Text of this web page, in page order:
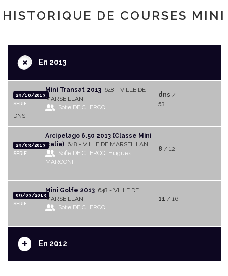
HISTORIQUE DE COURSES MINI
+En 2013
29/10/2013
SERIE
Mini Transat 2013 648 - VILLE DE
MARSEILLAN
Sofie DE CLERCQ
dns /
53
DNS
29/03/2013
SERIE
Arcipelago 6.50 2013 (Classe Mini
Italia) 648 - VILLE DE MARSEILLAN
Sofie DE CLERCQ Hugues
MARCONI
8 / 12
09/03/2013
SERIE
Mini Golfe 2013 648 - VILLE DE
MARSEILLAN
Sofie DE CLERCQ
11 / 16
+ En 2012